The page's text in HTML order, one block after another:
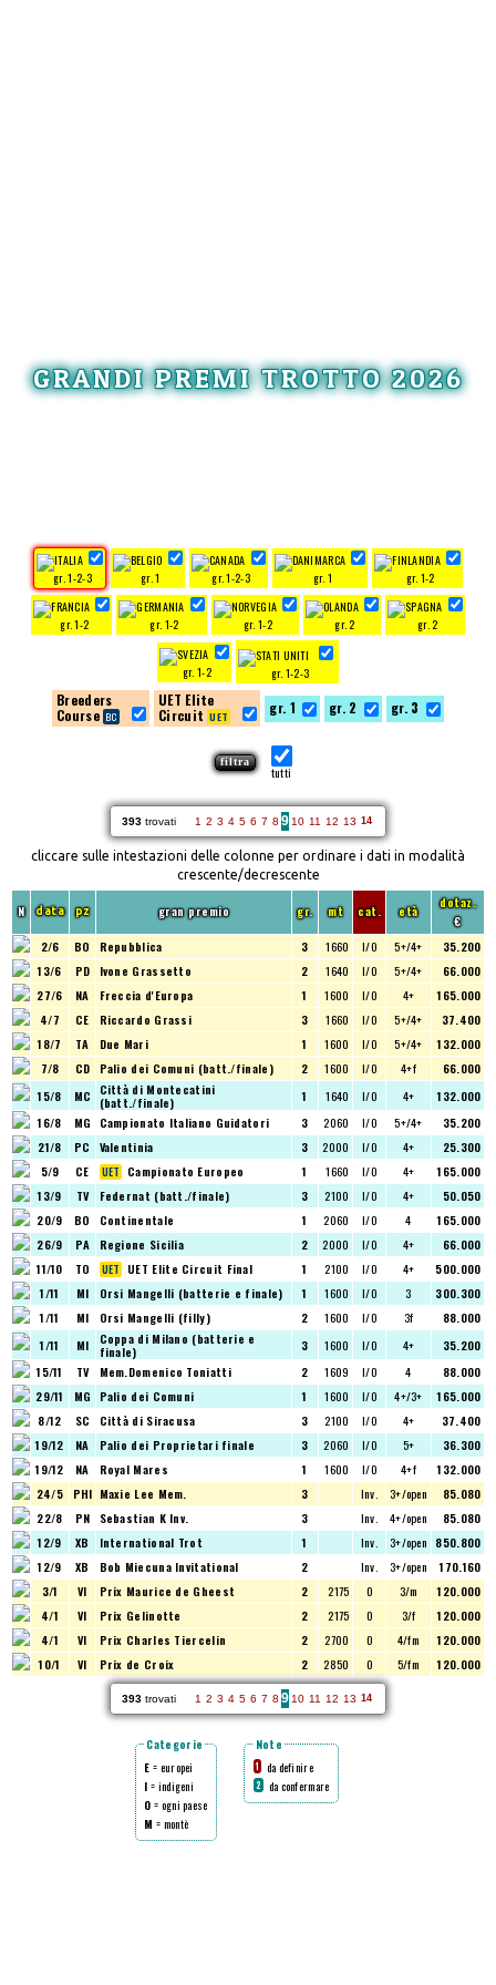
GRANDI PREMI TROTTO 2026
gr. 1-2-3 gr. 1 gr. 1-2-3 gr. 1 gr. 1-2
gr. 1-2 gr. 1-2 gr. 1-2 gr. 2 gr. 2
gr. 1-2 gr. 1-2-3
Breeders
Course
UET Elite
Circuit
gr. 1 gr. 2 gr. 3
tutti
393 trovati 1 2 3 4 5 6 7 8 9 10 11 12 13 14
cliccare sulle intestazioni delle colonne per ordinare i dati in modalità
crescente/decrescente
N data pz gran premio gr. mt cat. età
dotaz.
€
2/6 BO Repubblica 3 1660 I/O 5+/4+
35.200
13/6
PD Ivone Grassetto 2 1640 I/O 5+/4+
66.000
27/6
NA Freccia d'Europa 1 1600 I/O 4+
165.000
4/7
CE Riccardo Grassi 3 1660 I/O 5+/4+
37.400
18/7
TA Due Mari 1 1600 I/O 5+/4+
132.000
7/8
CD Palio dei Comuni (batt./finale) 2 1600 I/O 4+f
66.000
15/8
MC Città di Montecatini
(batt./finale) 1 1640 I/O 4+
132.000
16/8
MG Campionato Italiano Guidatori 3 2060 I/O 5+/4+
35.200
21/8
PC Valentinia 3 2000 I/O 4+
25.300
5/9
CE Campionato Europeo 1 1660 I/O 4+
165.000
13/9
TV Federnat (batt./finale) 3 2100 I/O 4+
50.050
20/9
BO Continentale 1 2060 I/O 4
165.000
26/9
PA Regione Sicilia 2 2000 I/O 4+
66.000
11/10
TO UET Elite Circuit Final 1 2100 I/O 4+
500.000
1/11
MI Orsi Mangelli (batterie e finale) 1 1600 I/O 3
300.300
1/11
MI Orsi Mangelli (filly) 2 1600 I/O 3f
88.000
1/11
MI Coppa di Milano (batterie e
finale) 3 1600 I/O 4+
35.200
15/11
TV Mem.Domenico Toniatti 2 1609 I/O 4
88.000
29/11
MG Palio dei Comuni 1 1600 I/O 4+/3+
165.000
8/12
SC Città di Siracusa 3 2100 I/O 4+
37.400
19/12
NA Palio dei Proprietari finale 3 2060 I/O 5+
36.300
19/12
NA Royal Mares 1 1600 I/O 4+f
132.000
24/5
PHI Maxie Lee Mem. 3 Inv. 3+/open
85.080
22/8
PN Sebastian K Inv. 3 Inv. 4+/open
85.080
12/9
XB International Trot 1 Inv. 3+/open 850.800
12/9
XB Bob Miecuna Invitational 2 Inv. 3+/open
170.160
3/1
VI Prix Maurice de Gheest 2 2175 O 3/m
120.000
4/1
VI Prix Gelinotte 2 2175 O 3/f
120.000
4/1
VI Prix Charles Tiercelin 2 2700 O 4/fm
120.000
10/1
VI Prix de Croix 2 2850 O 5/fm 120.000
393 trovati 1 2 3 4 5 6 7 8 9 10 11 12 13 14
Categorie
E = europei
I = indigeni
O = ogni paese
M = montè
Note
1 da definire
2 da confermare